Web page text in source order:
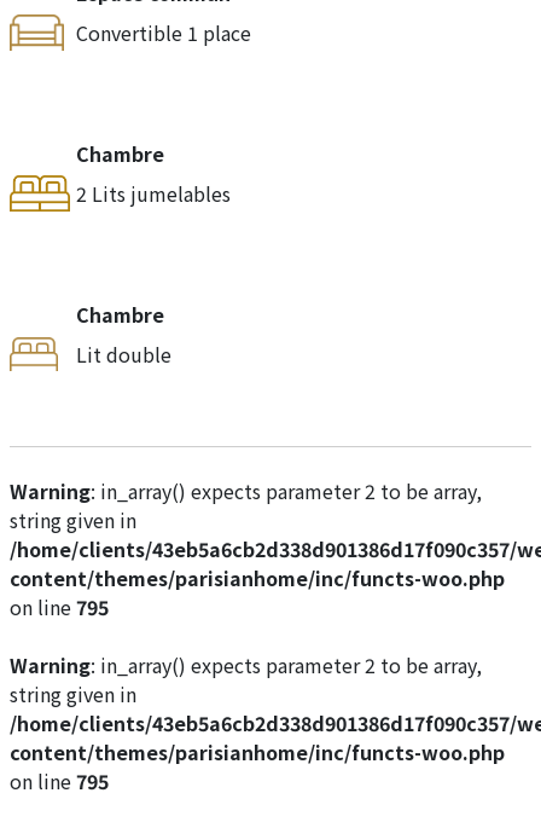
Convertible 1 place
Chambre
2 Lits jumelables
Chambre
Lit double
Warning: in_array() expects parameter 2 to be array,
string given in
/home/clients/43eb5a6cb2d338d901386d17f090c357/
content/themes/parisianhome/inc/functs-woo.php
on line795
Warning: in_array() expects parameter 2 to be array,
string given in
/home/clients/43eb5a6cb2d338d901386d17f090c357/
content/themes/parisianhome/inc/functs-woo.php
on line795